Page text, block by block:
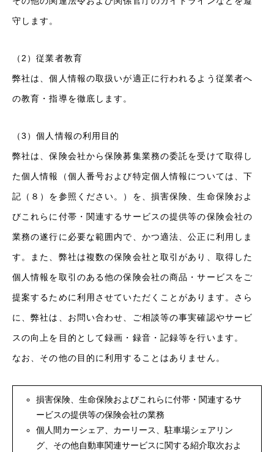
守します。
（2）従業者教育
弊社は、個人情報の取扱いが適正に行われるよう従業者へ
の教育・指導を徹底します。
（3）個人情報の利用目的
弊社は、保険会社から保険募集業務の委託を受けて取得し
た個人情報（個人番号および特定個人情報については、下
記（８）を参照ください。）を、損害保険、生命保険およ
びこれらに付帯・関連するサービスの提供等の保険会社の
業務の遂行に必要な範囲内で、かつ適法、公正に利用しま
す。また、弊社は複数の保険会社と取引があり、取得した
個人情報を取引のある他の保険会社の商品・サービスをご
提案するために利用させていただくことがあります。さら
に、弊社は、お問い合わせ、ご相談等の事実確認やサービ
スの向上を目的として録画・録音・記録等を行います。
なお、その他の目的に利用することはありません。
損害保険、生命保険およびこれらに付帯・関連するサ
ービスの提供等の保険会社の業務
個人間カーシェア、カーリース、駐車場シェアリン
グ、その他自動車関連サービスに関する紹介取次およ
お問合せ
採用情報